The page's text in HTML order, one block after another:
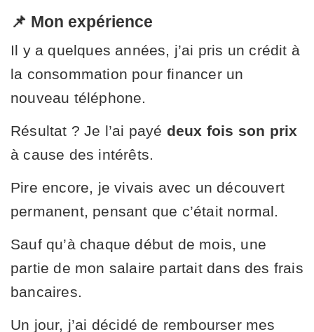
📌 Mon expérience
Il y a quelques années, j’ai pris un crédit à
la consommation pour financer un
nouveau téléphone.
Résultat ? Je l’ai payé deux fois son prix
à cause des intérêts.
Pire encore, je vivais avec un découvert
permanent, pensant que c’était normal.
Sauf qu’à chaque début de mois, une
partie de mon salaire partait dans des frais
bancaires.
Un jour, j’ai décidé de rembourser mes